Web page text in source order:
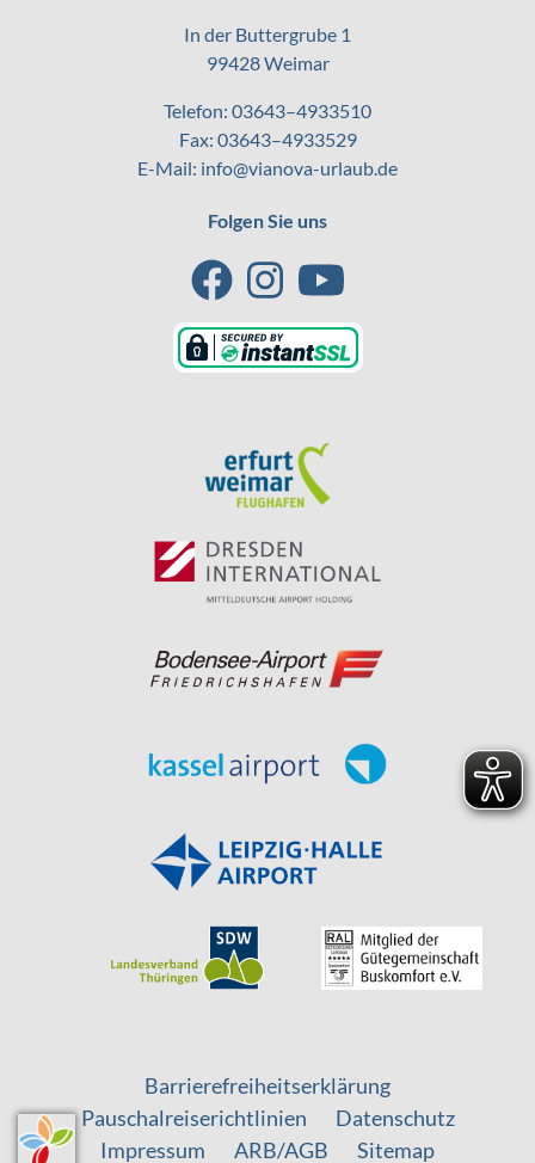
In der Buttergrube 1
99428 Weimar
Telefon: 03643–4933510
Fax: 03643–4933529
E-Mail: info@vianova-urlaub.de
Folgen Sie uns
Barrierefreiheitserklärung
Pauschalreiserichtlinien
Datenschutz
Impressum
ARB/AGB Sitemap